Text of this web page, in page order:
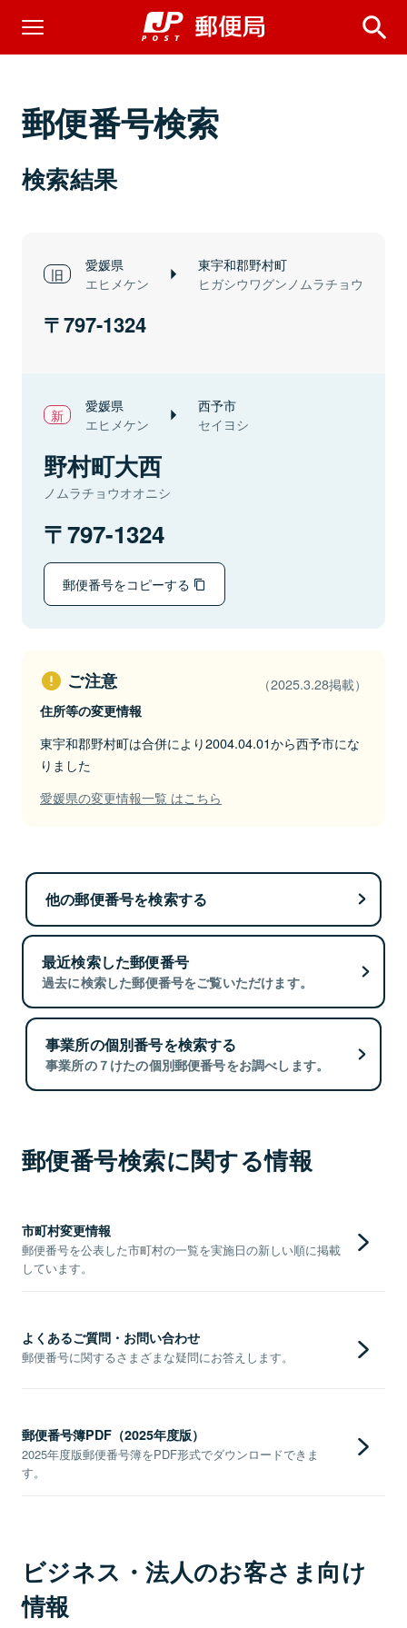
郵便番号検索
検索結果
愛媛県
エヒメケン
東宇和郡野村町
ヒガシウワグンノムラチョウ
797-1324
愛媛県
エヒメケン
西予市
セイヨシ
野村町大西
ノムラチョウオオニシ
797-1324
郵便番号をコピーする
ご注意 （2025.3.28掲載）
住所等の変更情報
東宇和郡野村町は合併により2004.04.01から西予市にな
りました
愛媛県の変更情報一覧 はこちら
他の郵便番号を検索する
最近検索した郵便番号
過去に検索した郵便番号をご覧いただけます。
事業所の個別番号を検索する
事業所の７けたの個別郵便番号をお調べします。
郵便番号検索に関する情報
市町村変更情報
郵便番号を公表した市町村の一覧を実施日の新しい順に掲載
しています。
よくあるご質問・お問い合わせ
郵便番号に関するさまざまな疑問にお答えします。
郵便番号簿PDF（2025年度版）
2025年度版郵便番号簿をPDF形式でダウンロードできま
す。
ビジネス・法人のお客さま向け
情報